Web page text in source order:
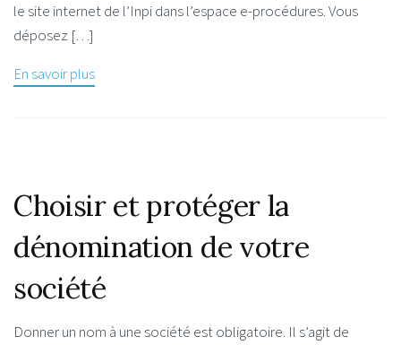
le site internet de l’Inpi dans l’espace e-procédures. Vous
déposez […]
En savoir plus
Choisir et protéger la
dénomination de votre
société
Donner un nom à une société est obligatoire. Il s’agit de